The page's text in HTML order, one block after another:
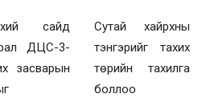
сайд
ДЦС-3-
засварын
Сутай хайрхны
тэнгэрийг тахих
төрийн тахилга
боллоо